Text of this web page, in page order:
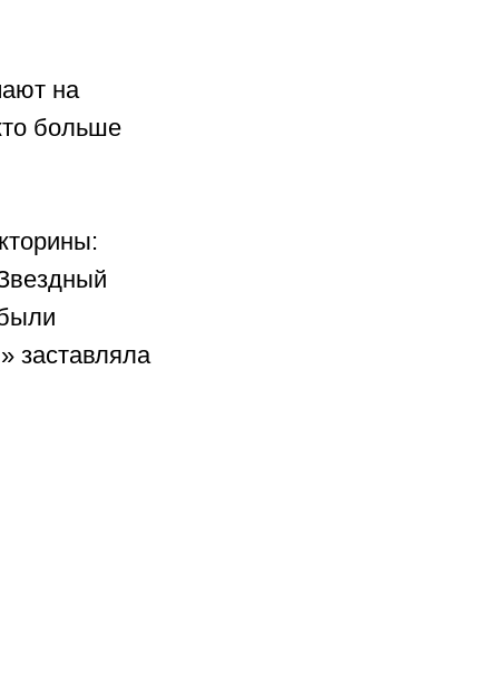
на
больше
заставляла